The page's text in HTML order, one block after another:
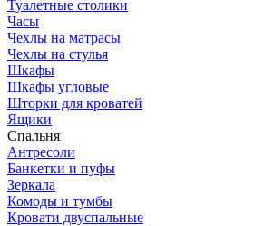
Туалетные столики
Часы
Чехлы на матрасы
Чехлы на стулья
Шкафы
Шкафы угловые
Шторки для кроватей
Ящики
Спальня
Антресоли
Банкетки и пуфы
Зеркала
Комоды и тумбы
Кровати двуспальные